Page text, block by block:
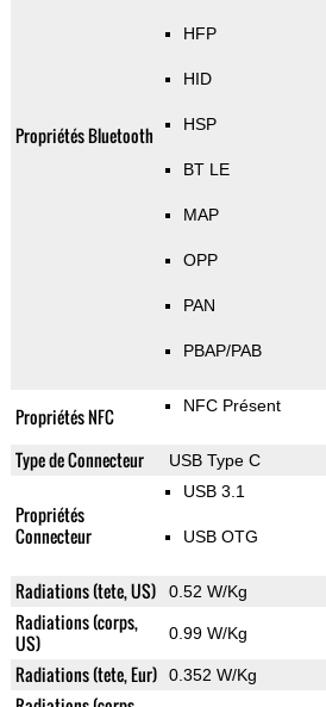
Propriétés Bluetooth
HFP
HID
HSP
BT LE
MAP
OPP
PAN
PBAP/PAB
Propriétés NFC NFC Présent
Type de Connecteur USB Type C
Propriétés
Connecteur
USB 3.1
USB OTG
Radiations (tete, US) 0.52 W/Kg
Radiations (corps,
US)
0.99 W/Kg
Radiations (tete, Eur) 0.352 W/Kg